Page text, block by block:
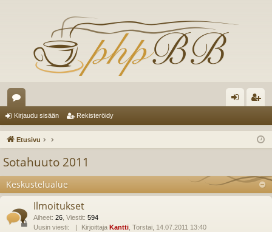
es
ku
ua
lu
ee
au ist
dy
Kirjaudu sisään Rekisteröidy
Etusivu
Sotahuuto 2011
Keskustelualue
Ilmoitukset
Aiheet: 26 Viestit: 594
Uusin viesti:
Kirjoittaja Kantti , Torstai, 14.07.2011 13:40